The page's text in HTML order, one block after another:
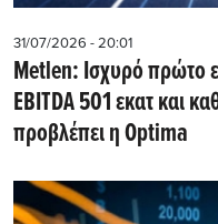
31/07/2026 - 20:01
Metlen: Iσχυρό πρώτο
EBITDA 501 εκατ και
προβλέπει η Optima